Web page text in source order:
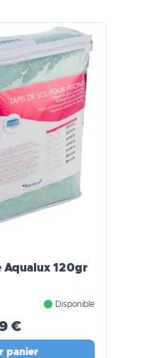
Aqualux 120gr
Disponible
€
panier